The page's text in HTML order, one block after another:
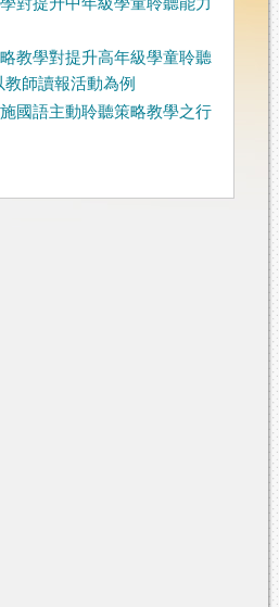
對提升中年級學童聆聽能力
教學對提升高年級學童聆聽
師讀報活動為例
國語主動聆聽策略教學之行